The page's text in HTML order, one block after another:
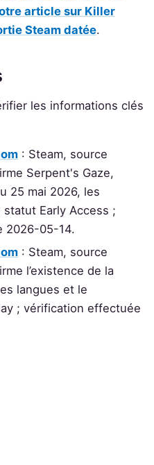
article sur Killer
Steam datée.
les informations clés
: Steam, source
Serpent's Gaze,
25 mai 2026, les
Early Access ;
2026-05-14.
: Steam, source
l’existence de la
langues et le
; vérification effectuée